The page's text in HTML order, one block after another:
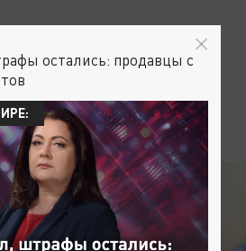
остались: продавцы с